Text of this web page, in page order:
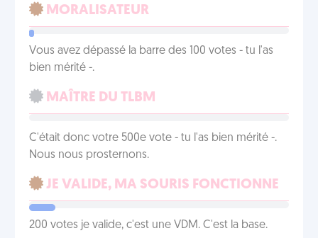
MORALISATEUR
Vous avez dépassé la barre des 100 votes - tu l'as
bien mérité -.
MAÎTRE DU TLBM
C'était donc votre 500e vote - tu l'as bien mérité -.
Nous nous prosternons.
JE VALIDE, MA SOURIS FONCTIONNE
200 votes je valide, c'est une VDM. C'est la base.